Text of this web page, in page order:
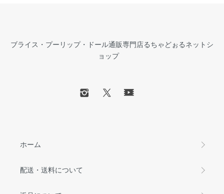
ブライス・プーリップ・ドール通販専門店るちゃどぉるネットシ
ョップ
ホーム
配送・送料について